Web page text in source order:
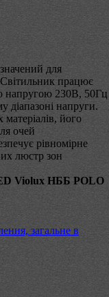
для
Світильник працює
напругою 230В, 50Гц
діапазоні напруги.
його
очей
рівномірне
люстр зон
Violux НББ POLO
загальне в